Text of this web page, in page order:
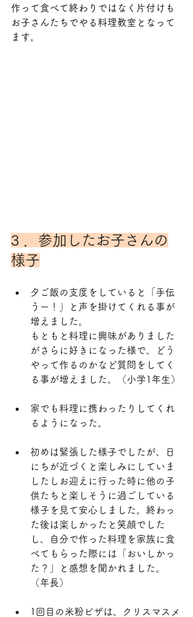
作って食べて終わりではなく片付けも
お子さんたちでやる料理教室となって
ます。
3 ．参加したお子さんの
様子
夕ご飯の支度をしていると「手伝
うー！」と声を掛けてくれる事が
増えました。
もともと料理に興味がありました
がさらに好きになった様で、どう
やって作るのかなど質問をしてく
る事が増えました。（小学1年生）
家でも料理に携わったりしてくれ
るようになった。
初めは緊張した様子でしたが、日
にちが近づくと楽しみにしていま
したしお迎えに行った時に他の子
供たちと楽しそうに過ごしている
様子を見て安心しました。終わっ
た後は楽しかったと笑顔でした
し、自分で作った料理を家族に食
べてもらった際には「おいしかっ
た？」と感想を聞かれました。
（年長）
1回目の米粉ピザは、クリスマスメ